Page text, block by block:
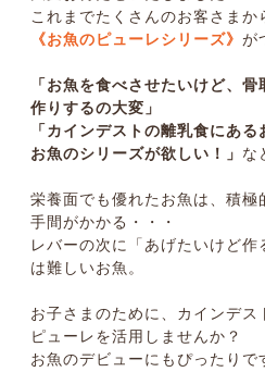
これまでたくさんのお客さまか
《お魚のピューレシリーズ》が
「お魚を食べさせたいけど、
作りするの大変」
「カインデストの離乳食にあ
お魚のシリーズが欲しい！」 な
栄養面でも優れたお魚は、積極
手間がかかる・・・
レバーの次に「あげたいけど
は難しいお魚。
お子さまのために、カインデス
ピューレを活用しませんか？
お魚のデビューにもぴったりで